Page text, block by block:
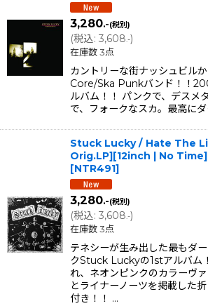
3,280.-(税別)
(税込: 3,608.-)
在庫数 3点
カントリーな街ナッシュビル
Core/Ska Punkバンド！！
ルバム！！ パンクで、デスメ
で、フォークなスカ。最高に
Stuck Lucky / Hate The
Orig.LP][12inch | No Time]
[NTR491]
3,280.-(税別)
(税込: 3,608.-)
在庫数 3点
テネシーが生み出した最もダ
クStuck Luckyの1stアルバム
れ、ネオンピンクのカラーヴ
とライナーノーツを掲載した
付き！！ …